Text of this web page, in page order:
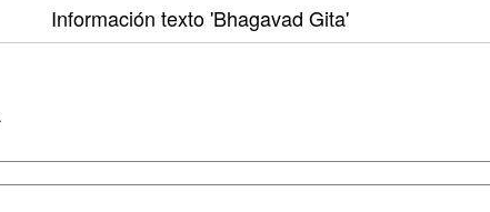
Información texto'Bhagavad Gita'